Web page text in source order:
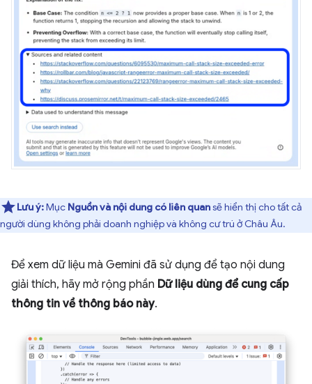
Lưu ý:Mục Nguồn và nội dung có liên quansẽ hiển thị cho tất cả
người dùng không phải doanh nghiệp và không cư trú ở Châu Âu.
Để xem dữ liệu mà Gemini đã sử dụng để tạo nội dung
giải thích, hãy mở rộng phần Dữ liệu dùng để cung cấp
thông tin về thông báo này.